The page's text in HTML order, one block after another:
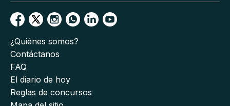
¿Quiénes somos?
Contáctanos
FAQ
El diario de hoy
Reglas de concursos